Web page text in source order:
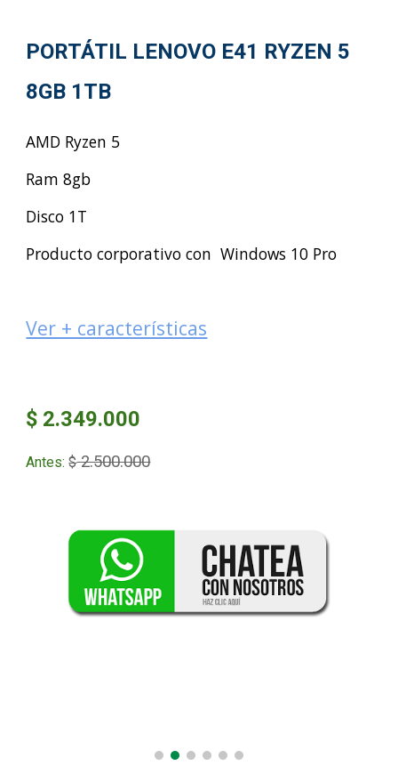
PORTÁTIL LENOVO E41 RYZEN 5
8GB 1TB
AMD Ryzen 5
Ram 8gb
Disco 1T
Producto corporativo con Windows 10 Pro
Ver + características
$ 2.349.000
Antes:$2.500.000